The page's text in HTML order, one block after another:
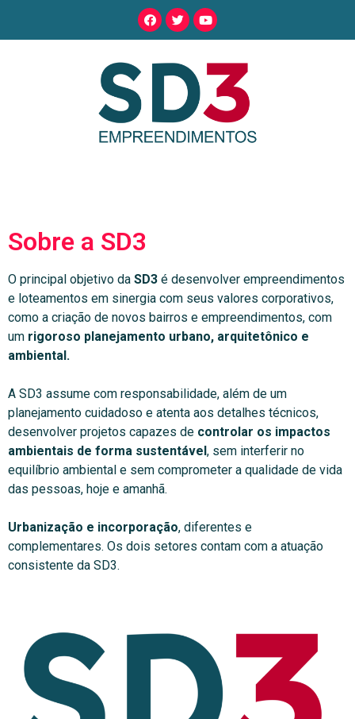
Sobre a SD3
O principal objetivo da SD3 é desenvolver empreendimentos
e loteamentos em sinergia com seus valores corporativos,
como a criação de novos bairros e empreendimentos, com
um rigoroso planejamento urbano, arquitetônico e
ambiental.
A SD3 assume com responsabilidade, além de um
planejamento cuidadoso e atenta aos detalhes técnicos,
desenvolver projetos capazes de controlar os impactos
ambientais de forma sustentável , sem interferir no
equilíbrio ambiental e sem comprometer a qualidade de vida
das pessoas, hoje e amanhã.
Urbanização e incorporação, diferentes e
complementares. Os dois setores contam com a atuação
consistente da SD3.